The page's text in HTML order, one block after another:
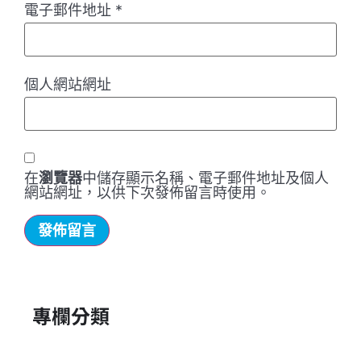
電子郵件地址 *
個人網站網址
在瀏覽器中儲存顯示名稱、電子郵件地址及個人
網站網址，以供下次發佈留言時使用。
專欄分類